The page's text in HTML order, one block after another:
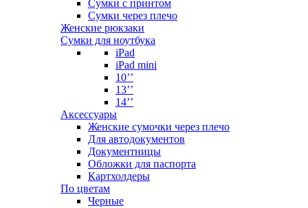
Сумки с принтом
Сумки через плечо
Женские рюкзаки
Сумки для ноутбука
iPad
iPad mini
10’’
13’’
14’’
Аксессуары
Женские сумочки через плечо
Для автодокументов
Документницы
Обложки для паспорта
Картхолдеры
По цветам
Черные